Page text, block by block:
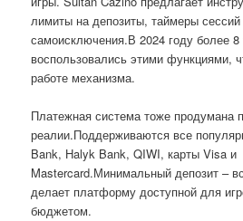
лимиты на депозиты, таймеры
самоисключения.В 2024 году более 8
воспользовались этими функциями,
работе механизма.
Платежная система тоже продумана
реалии.Поддерживаются все
Bank, Halyk Bank, QIWI, карты Visa и
Mastercard.Минимальный депозит –
делает платформу доступной для
бюджетом.